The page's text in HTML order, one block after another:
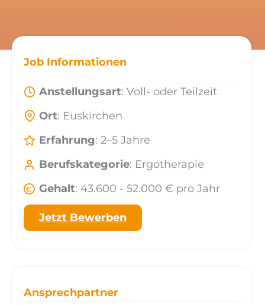
Job Informationen
Anstellungsart: Voll- oder Teilzeit
Ort: Euskirchen
Erfahrung: 2–5 Jahre
Berufskategorie: Ergotherapie
Gehalt: 43.600 - 52.000 € pro Jahr
Jetzt Bewerben
Ansprechpartner